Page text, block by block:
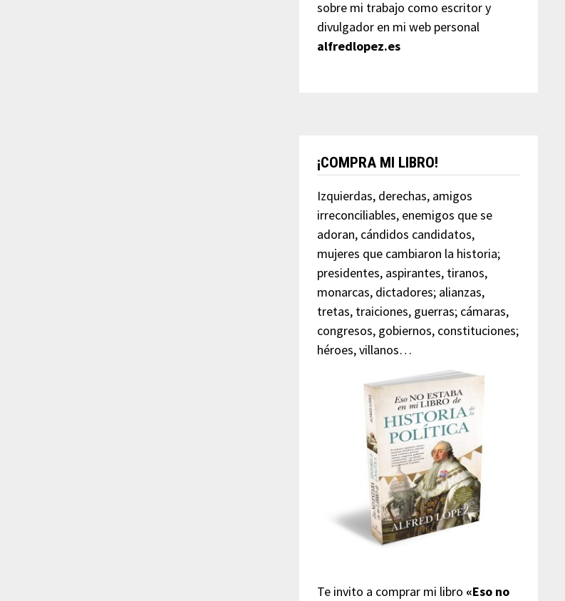
sobre mi trabajo como escritor y
divulgador en mi web personal
alfredlopez.es
¡COMPRA MI LIBRO!
Izquierdas, derechas, amigos
irreconciliables, enemigos que se
adoran, cándidos candidatos,
mujeres que cambiaron la historia;
presidentes, aspirantes, tiranos,
monarcas, dictadores; alianzas,
tretas, traiciones, guerras; cámaras,
congresos, gobiernos, constituciones;
héroes, villanos…
Te invito a comprar mi libro «Eso no